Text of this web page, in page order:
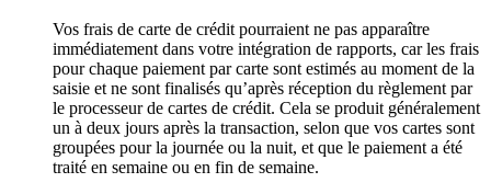
Vos frais de carte de crédit pourraient ne pas apparaître
immédiatement dans votre intégration de rapports, car les frais
pour chaque paiement par carte sont estimés au moment de la
saisie et ne sont finalisés qu’après réception du règlement par
le processeur de cartes de crédit. Cela se produit généralement
un à deux jours après la transaction, selon que vos cartes sont
groupées pour la journée ou la nuit, et que le paiement a été
traité en semaine ou en fin de semaine.